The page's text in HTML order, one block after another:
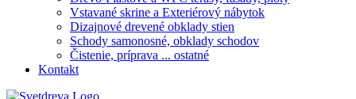
Vstavané skrine a Exteriérový nábytok
Dizajnové drevené obklady stien
Schody samonosné, obklady schodov
Čistenie, príprava ... ostatné
Kontakt